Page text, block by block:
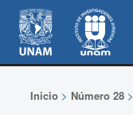
Inicio> Número 28>